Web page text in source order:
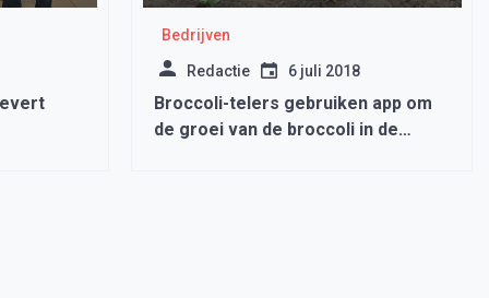
Bedrijven
Redactie 6 juli 2018
Broccoli-telers gebruiken app om
de groei van de broccoli in de